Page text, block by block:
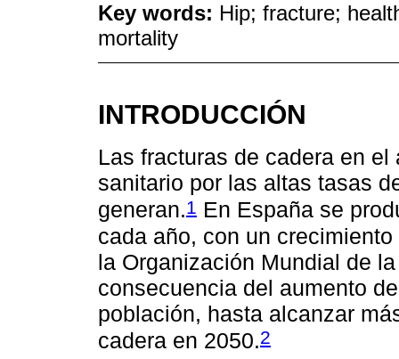
Key words: Hip; fracture;
mortality
INTRODUCCIÓN
Las fracturas de cadera en
sanitario por las altas tasas
generan.1 En España se
cada año, con un
la Organización Mundial de
consecuencia del aumento
población, hasta alcanzar
cadera en 2050.2